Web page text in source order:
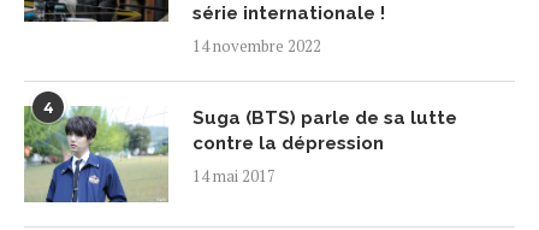
série internationale !
14 novembre 2022
4
Suga (BTS) parle de sa lutte
contre la dépression
14 mai 2017